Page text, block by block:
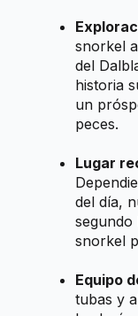
snorkel
del
historia
un
peces.
Lugar
del día,
snorkel
Equipo
tubas y